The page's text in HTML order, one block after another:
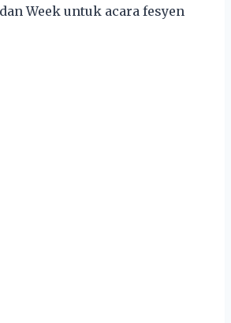
Week untuk acara fesyen